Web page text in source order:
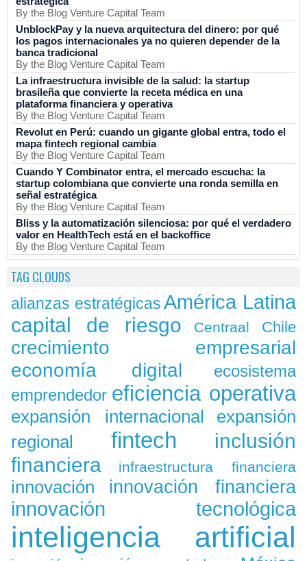
By the Blog Venture Capital Team
UnblockPay y la nueva arquitectura del dinero: por qué
los pagos internacionales ya no quieren depender de la
banca tradicional
By the Blog Venture Capital Team
La infraestructura invisible de la salud: la startup
brasileña que convierte la receta médica en una
plataforma financiera y operativa
By the Blog Venture Capital Team
Revolut en Perú: cuando un gigante global entra, todo el
mapa fintech regional cambia
By the Blog Venture Capital Team
Cuando Y Combinator entra, el mercado escucha: la
startup colombiana que convierte una ronda semilla en
señal estratégica
By the Blog Venture Capital Team
Bliss y la automatización silenciosa: por qué el verdadero
valor en HealthTech está en el backoffice
By the Blog Venture Capital Team
TAG CLOUDS
alianzas estratégicas América Latina
capital de riesgo Centraal Chile
crecimiento empresarial
economía digital
ecosistema
emprendedor eficiencia operativa
expansión internacional
expansión
regional
fintech
inclusión
financiera
infraestructura financiera
innovación innovación financiera
innovación tecnológica
inteligencia artificial